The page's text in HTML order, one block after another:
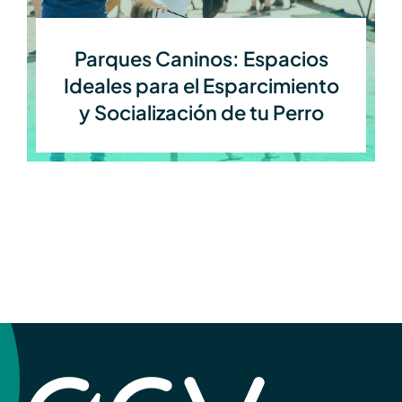
Parques Caninos: Espacios
Ideales para el Esparcimiento
y Socialización de tu Perro